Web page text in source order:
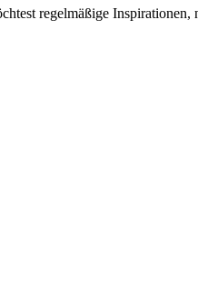
regelmäßige